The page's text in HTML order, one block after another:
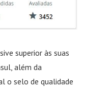
superior às suas
além da
o selo de qualidade